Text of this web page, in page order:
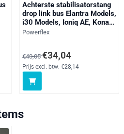
Achterste stabilisatorstang
drop link bus Elantra Models,
i30 Models, Ioniq AE, Kona
inc N, Veloster Models,
Models, straat
Merk:
Powerflex
Van 40,05 voor 34,04, exclusief
€40,05€34,04
Prijs excl. btw: €28,14